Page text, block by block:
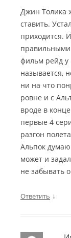
Джин Толика
ставить.
приходится.
фильм рейд у
называется,
ни на что
ровне и с
вроде в
первые 4
разгон
Альпок
может и
не забывать
Ответить ↓